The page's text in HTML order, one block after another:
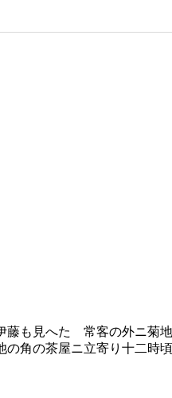
も見へた 常客の外ニ菊
角の茶屋ニ立寄り十二時